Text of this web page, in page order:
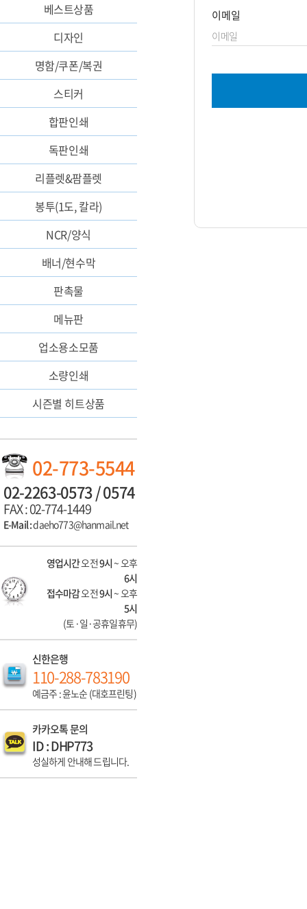
베스트상품
디자인
명함/쿠폰/복권
스티커
합판인쇄
독판인쇄
리플렛&팜플렛
봉투(1도, 칼라)
NCR/양식
배너/현수막
판촉물
메뉴판
업소용소모품
소량인쇄
시즌별 히트상품
02-773-5544
02-2263-0573 / 0574
FAX : 02-774-1449
E-Mail :daeho773@hanmail.net
영업시간오전9시~ 오후
6시
접수마감오전9시~ 오후
5시
(토·일·공휴일휴무)
신한은행
110-288-783190
예금주 : 윤노순 (대호프린팅)
카카오톡 문의
ID : DHP773
성실하게 안내해 드립니다.
이메일